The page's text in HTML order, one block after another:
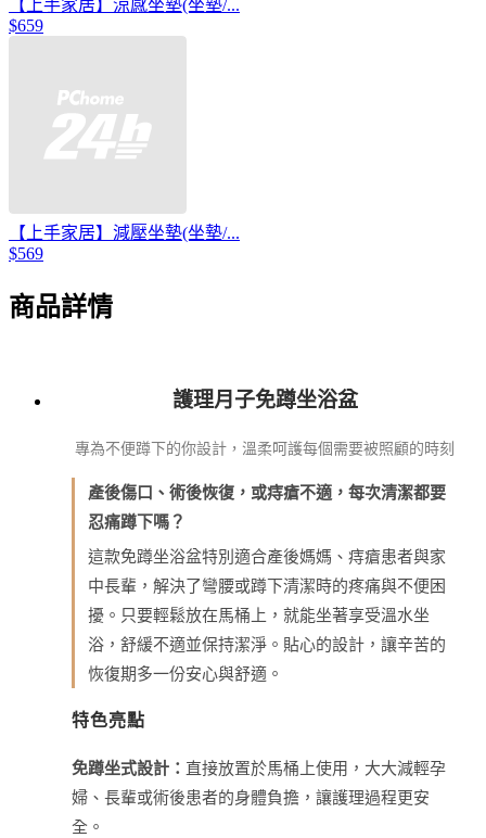
【上手家居】涼感坐墊(坐墊/...
$659
【上手家居】減壓坐墊(坐墊/...
$569
商品詳情
護理月子免蹲坐浴盆
專為不便蹲下的你設計，溫柔呵護每個需要被照顧的時刻
產後傷口、術後恢復，或痔瘡不適，每次清潔都要
忍痛蹲下嗎？
這款免蹲坐浴盆特別適合產後媽媽、痔瘡患者與家
中長輩，解決了彎腰或蹲下清潔時的疼痛與不便困
擾。只要輕鬆放在馬桶上，就能坐著享受溫水坐
浴，舒緩不適並保持潔淨。貼心的設計，讓辛苦的
恢復期多一份安心與舒適。
特色亮點
免蹲坐式設計： 直接放置於馬桶上使用，大大減輕孕
婦、長輩或術後患者的身體負擔，讓護理過程更安
全。